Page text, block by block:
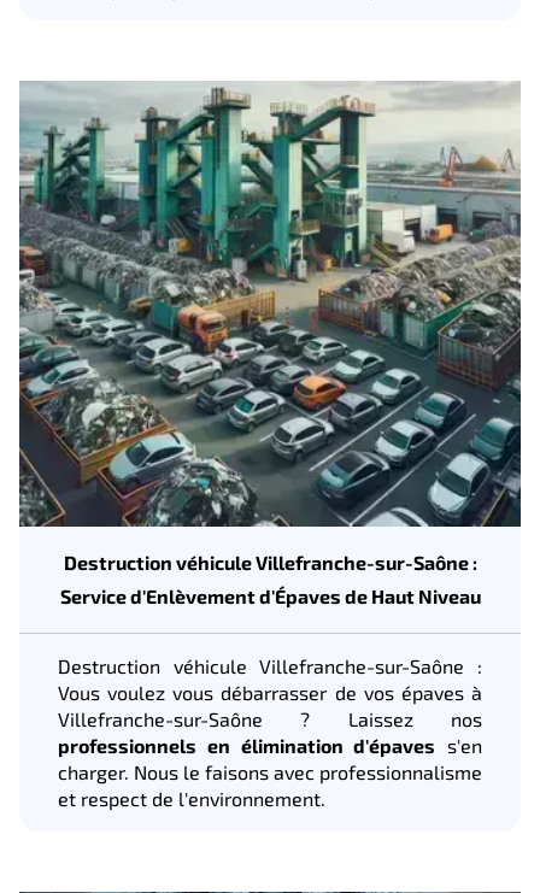
Destruction véhicule Villefranche-sur-Saône :
Service d'Enlèvement d'Épaves de Haut Niveau
Destruction véhicule Villefranche-sur-Saône :
Vous voulez vous débarrasser de vos épaves à
Villefranche-sur-Saône ? Laissez nos
professionnels en élimination d'épaves s'en
charger. Nous le faisons avec professionnalisme
et respect de l'environnement.